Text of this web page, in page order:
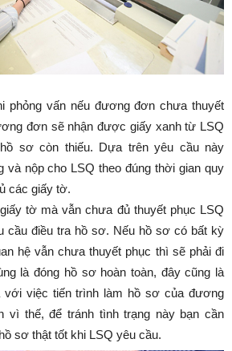
phỏng vấn nếu đương đơn chưa thuyết
đơn sẽ nhận được giấy xanh từ LSQ
sơ còn thiếu. Dựa trên yêu cầu này
và nộp cho LSQ theo đúng thời gian quy
các giấy tờ.
tờ mà vẫn chưa đủ thuyết phục LSQ
cầu điều tra hồ sơ. Nếu hồ sơ có bất kỳ
hệ vẫn chưa thuyết phục thì sẽ phải đi
là đóng hồ sơ hoàn toàn, đây cũng là
với việc tiến trình làm hồ sơ của đương
vì thế, để tránh tình trạng này bạn cần
sơ thật tốt khi LSQ yêu cầu.